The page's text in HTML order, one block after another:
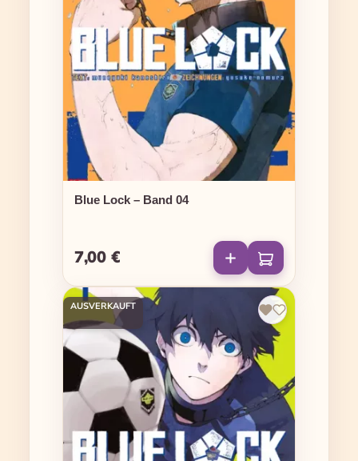
Blue Lock – Band 04
Regulärer Preis:
7,00 €
AUSVERKAUFT